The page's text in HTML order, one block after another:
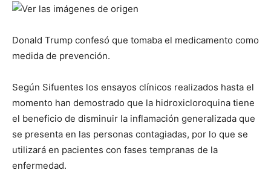
Donald Trump confesó que tomaba el medicamento como
medida de prevención.
Según Sifuentes los ensayos clínicos realizados hasta el
momento han demostrado que la hidroxicloroquina tiene
el beneficio de disminuir la inflamación generalizada que
se presenta en las personas contagiadas, por lo que se
utilizará en pacientes con fases tempranas de la
enfermedad.